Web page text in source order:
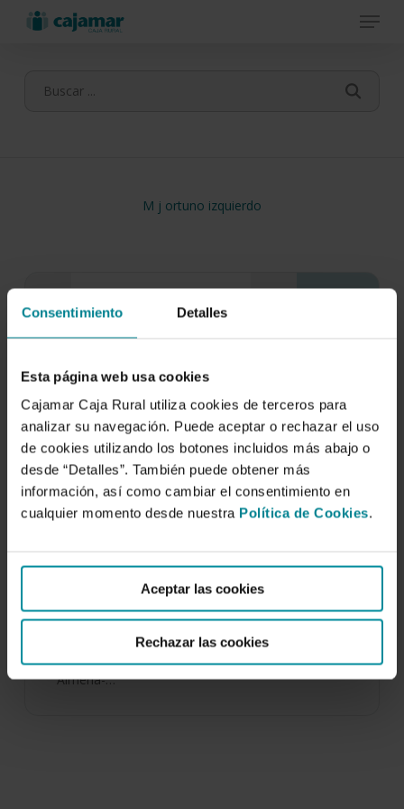
Consentimiento Detalles
Esta página web usa cookies
Cajamar Caja Rural utiliza cookies de terceros para
analizar su navegación. Puede aceptar o rechazar el uso
de cookies utilizando los botones incluidos más abajo o
desde “Detalles”. También puede obtener más
información, así como cambiar el consentimiento en
cualquier momento desde nuestra Política de Cookies.
Aceptar las cookies
Rechazar las cookies
Menu
M j ortuno izquierdo
invernadero bajo plástico convencional y
3 de junio de 2002
Este trabajo es fruto de la colaboración entre la
Asociación de Productores Hortofrutícolas de
Almería-…